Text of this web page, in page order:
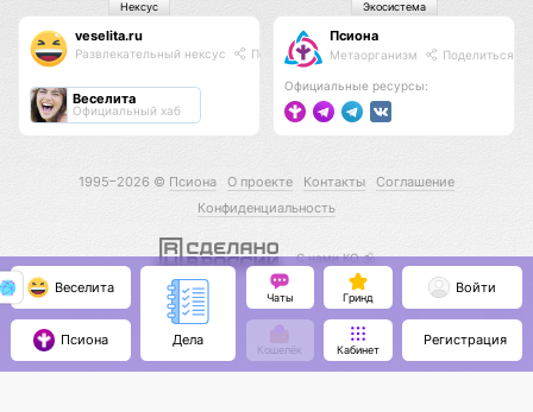
veselita.ru
Развлекательный нексус Поделиться
Веселита
Официальный хаб
Нексус
Псиона
Метаорганизм Поделиться
Официальные ресурсы:
Экосистема
1995–2026 © Псиона О проекте Контакты
Соглашение
Конфиденциальность
С нами КО 🕉️
Веселита
Псиона Дела
Чаты Гринд
Кошелёк Кабинет
Войти
Регистрация